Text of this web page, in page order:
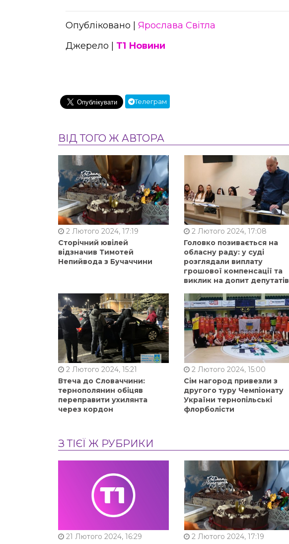
Опубліковано | Ярослава Світла
Джерело | Т1 Новини
Телеграм
ВІД ТОГО Ж АВТОРА
2 Лютого 2024, 17:19
Сторічний ювілей
відзначив Тимотей
Непийвода з Бучаччини
2 Лютого 2024, 17:08
Головко позивається на
обласну раду: у суді
розглядали виплату
грошової компенсації та
виклик на допит депутатів
2 Лютого 2024, 15:21
Втеча до Словаччини:
тернополянин обіцяв
переправити ухилянта
через кордон
2 Лютого 2024, 15:00
Сім нагород привезли з
другого туру Чемпіонату
України тернопільські
флорболісти
З ТІЄЇ Ж РУБРИКИ
21 Лютого 2024, 16:29
2 Лютого 2024, 17:19